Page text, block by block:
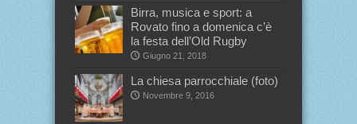
Birra, musica e sport: a
Rovato fino a domenica c’è
la festa dell’Old Rugby
Giugno 21, 2018
La chiesa parrocchiale (foto)
Novembre 9, 2016